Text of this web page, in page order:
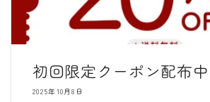
初回限定クーポン配布中
2025年10月8日